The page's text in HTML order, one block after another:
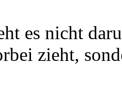
es nicht
zieht,